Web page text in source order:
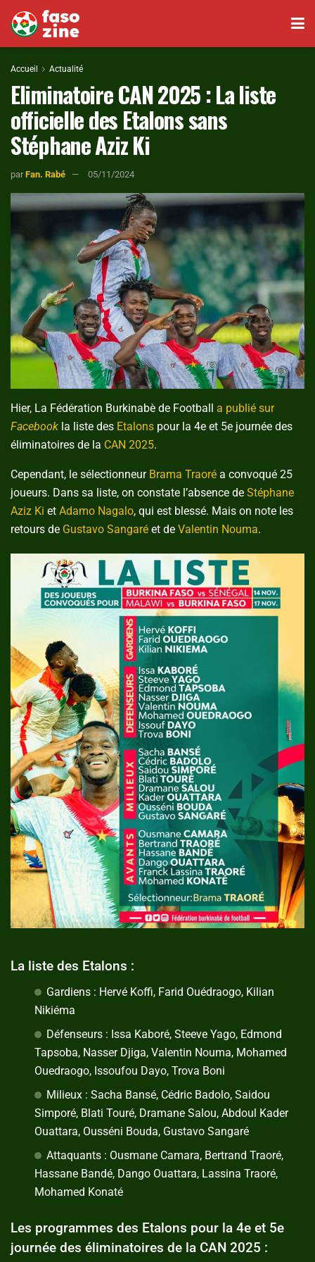
Accueil Actualité
Eliminatoire CAN 2025 : La liste
officielle des Etalons sans
Stéphane Aziz Ki
par Fan. Rabé 05/11/2024
Hier, La Fédération Burkinabè de Football a publié sur
Facebook la liste des Etalons pour la 4e et 5e journée des
éliminatoires de la CAN 2025.
Cependant, le sélectionneur Brama Traoré a convoqué 25
joueurs. Dans sa liste, on constate l’absence de Stéphane
Aziz Ki et Adamo Nagalo, qui est blessé. Mais on note les
retours de Gustavo Sangaré et de Valentin Nouma.
La liste des Etalons :
Gardiens : Hervé Koffi, Farid Ouédraogo, Kilian
Nikiéma
Défenseurs : Issa Kaboré, Steeve Yago, Edmond
Tapsoba, Nasser Djiga, Valentin Nouma, Mohamed
Ouedraogo, Issoufou Dayo, Trova Boni
Milieux : Sacha Bansé, Cédric Badolo, Saidou
Simporé, Blati Touré, Dramane Salou, Abdoul Kader
Ouattara, Ousséni Bouda, Gustavo Sangaré
Attaquants : Ousmane Camara, Bertrand Traoré,
Hassane Bandé, Dango Ouattara, Lassina Traoré,
Mohamed Konaté
Les programmes des Etalons pour la 4e et 5e
journée des éliminatoires de la CAN 2025 :